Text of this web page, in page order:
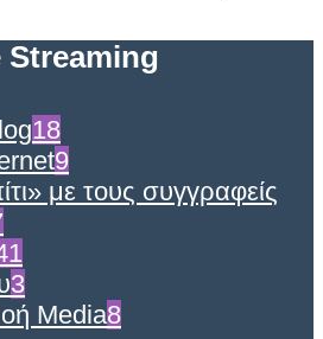
Streaming
18
9
με τους συγγραφείς
3
Media8